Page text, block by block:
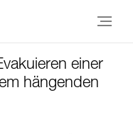
einer
hängenden